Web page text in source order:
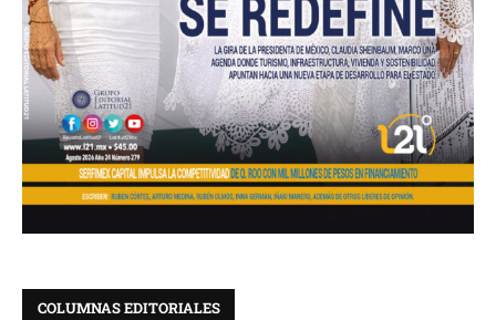
COLUMNAS EDITORIALES